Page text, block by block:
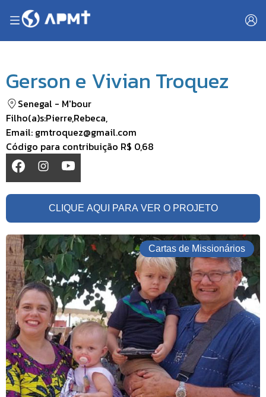
Gerson e Vivian Troquez
Senegal - M'bour
Filho(a)s:Pierre,Rebeca,
Email: gmtroquez@gmail.com
Código para contribuição R$ 0,68
CLIQUE AQUI PARA VER O PROJETO
Cartas de Missionários